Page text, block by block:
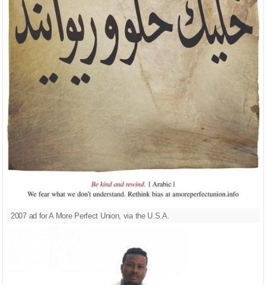
2007 ad for A More Perfect Union, via the U.S.A.